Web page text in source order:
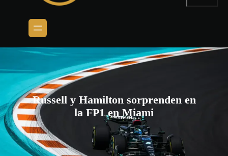
Russell y Hamilton sorprenden en
la FP1 en Miami